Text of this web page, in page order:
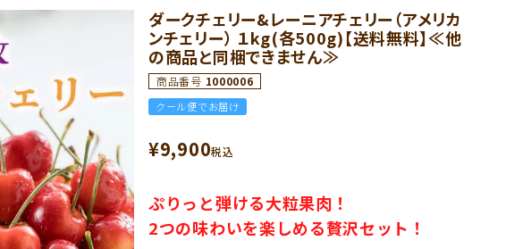
ダークチェリー&レーニアチェリー（アメリカ
ンチェリー） １kg(各500g)【送料無料】≪他
の商品と同梱できません≫
商品番号 1000006
クール便でお届け
¥9,900税込
ぷりっと弾ける大粒果肉！
2つの味わいを楽しめる贅沢セット！